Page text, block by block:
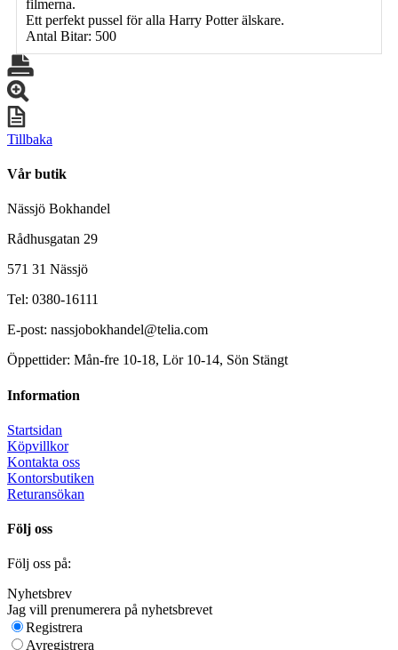
filmerna.
Ett perfekt pussel för alla Harry Potter älskare.
Antal Bitar: 500
Tillbaka
Vår butik
Nässjö Bokhandel
Rådhusgatan 29
571 31 Nässjö
Tel: 0380-16111
E-post: nassjobokhandel@telia.com
Öppettider: Mån-fre 10-18, Lör 10-14, Sön Stängt
Information
Startsidan
Köpvillkor
Kontakta oss
Kontorsbutiken
Returansökan
Följ oss
Följ oss på:
Nyhetsbrev
Jag vill prenumerera på nyhetsbrevet
Registrera
Avregistrera